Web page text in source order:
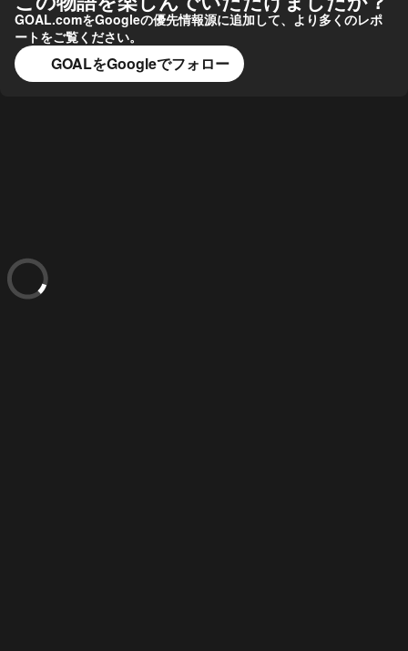
GOAL.comをGoogleの優先情報源に追加して、より多くのレポ
ートをご覧ください。
GOALをGoogleでフォロー